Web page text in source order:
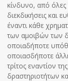
κίνδυνο, από όλες
διεκδικήσεις και
έναντι κάθε
των αμοιβών των
οποιαδήποτε
οποιασδήποτε
τρίτος εναντίον
δραστηριοτήτων